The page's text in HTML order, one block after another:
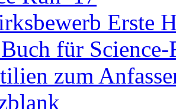
Erste
für
zum